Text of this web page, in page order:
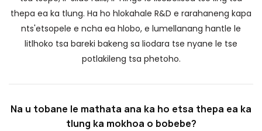
thepa ea ka tlung. Ha ho hlokahale R&D e rarahaneng kapa
nts'etsopele e ncha ea hlobo, e lumellanang hantle le
litlhoko tsa bareki bakeng sa liodara tse nyane le tse
potlakileng tsa phetoho.
Na u tobane le mathata ana ka ho etsa thepa ea ka
tlung ka mokhoa o bobebe?